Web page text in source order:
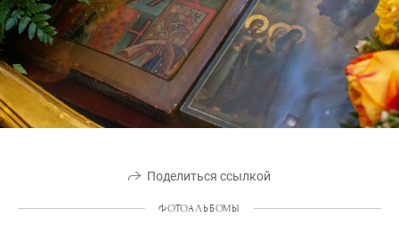
Поделиться ссылкой
ФОТОАЛЬБОМЫ